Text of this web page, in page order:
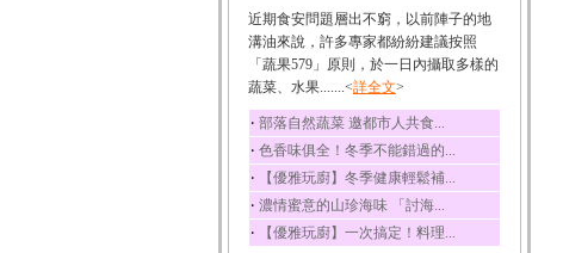
冬瓜
冬瓜營養價值高，鈉含
量極低是水腫病人的...
豆豉
豆豉裡頭含有營養的蛋
白質、脂肪、鈣、磷...
榛果
榛果裡所含的營養素有
蛋白質、脂肪、醣類...
迷迭香
近期食安問題層出不窮，以前陣子的地
溝油來說，許多專家都紛紛建議按照
「蔬果579」原則，於一日內攝取多樣的
蔬菜、水果.......<詳全文>
‧ 部落自然蔬菜 邀都市人共食...
‧ 色香味俱全！冬季不能錯過的...
‧ 【優雅玩廚】冬季健康輕鬆補...
‧ 濃情蜜意的山珍海味 「討海...
‧ 【優雅玩廚】一次搞定！料理...